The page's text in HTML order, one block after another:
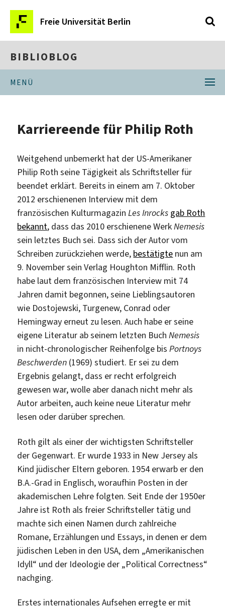
Freie Universität Berlin
BIBLIOBLOG
MENÜ
Karriereende für Philip Roth
Weitgehend unbemerkt hat der US-Amerikaner
Philip Roth seine Tägigkeit als Schriftsteller für
beendet erklärt. Bereits in einem am 7. Oktober
2012 erschienenen Interview mit dem
französischen KulturmagazinLes Inrocks gab Roth
bekannt, dass das 2010 erschienene WerkNemesis
sein letztes Buch sei. Dass sich der Autor vom
Schreiben zurückziehen werde, bestätigte nun am
9. November sein Verlag Houghton Mifflin. Roth
habe laut dem französischen Interview mit 74
Jahren damit begonnen, seine Lieblingsautoren
wie Dostojewski, Turgenew, Conrad oder
Hemingway erneut zu lesen. Auch habe er seine
eigene Literatur ab seinem letzten BuchNemesis
in nicht-chronologischer Reihenfolge bisPortnoys
Beschwerden (1969) studiert. Er sei zu dem
Ergebnis gelangt, dass er recht erfolgreich
gewesen war, wolle aber danach nicht mehr als
Autor arbeiten, auch keine neue Literatur mehr
lesen oder darüber sprechen.
Roth gilt als einer der wichtigsten Schriftsteller
der Gegenwart. Er wurde 1933 in New Jersey als
Kind jüdischer Eltern geboren. 1954 erwarb er den
B.A.-Grad in Englisch, woraufhin Posten in der
akademischen Lehre folgten. Seit Ende der 1950er
Jahre ist Roth als freier Schriftsteller tätig und
machte sich einen Namen durch zahlreiche
Romane, Erzählungen und Essays, in denen er dem
jüdischen Leben in den USA, dem „Amerikanischen
Idyll“ und der Ideologie der „Political Correctness“
nachging.
Erstes internationales Aufsehen erregte er mit